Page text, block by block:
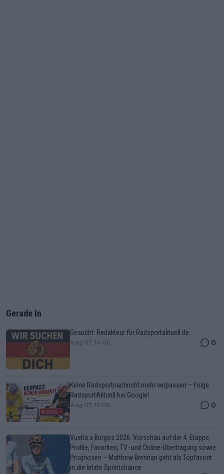
Gerade In
Gesucht: Redakteur für Radsportaktuell.de
Aug 07, 14:06 0
Keine Radsportnachricht mehr verpassen – Folge
RadsportAktuell bei Google!
Aug 07, 12:06 0
Vuelta a Burgos 2026: Vorschau auf die 4. Etappe,
Profile, Favoriten, TV- und Online-Übertragung sowie
Prognosen – Matthew Brennan geht als Topfavorit
in die letzte Sprintchance